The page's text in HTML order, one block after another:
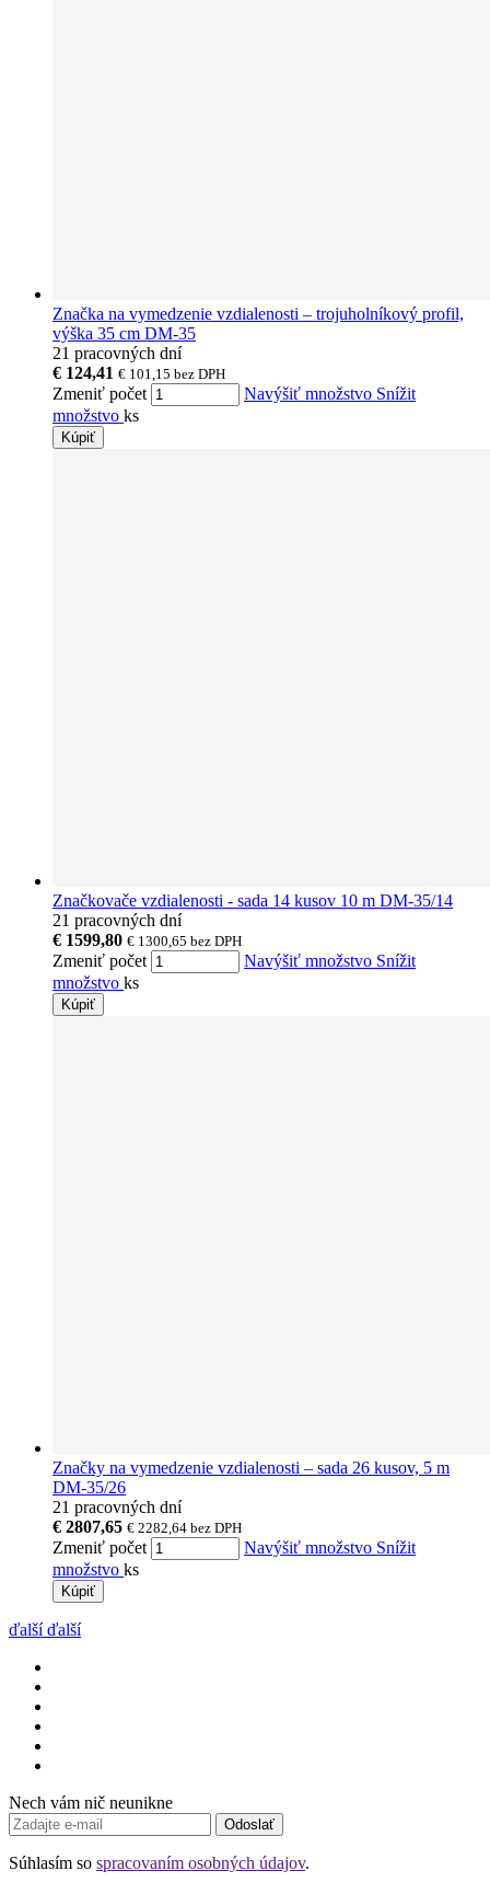
Značka na vymedzenie vzdialenosti – trojuholníkový profil,
výška 35 cm DM-35
21 pracovných dní
€ 124,41 € 101,15 bez DPH
Zmeniť počet Navýšiť množstvo Snížit
množstvo ks
Kúpiť
Značkovače vzdialenosti - sada 14 kusov 10 m DM-35/14
21 pracovných dní
€ 1599,80 € 1300,65 bez DPH
Zmeniť počet Navýšiť množstvo Snížit
množstvo ks
Kúpiť
Značky na vymedzenie vzdialenosti – sada 26 kusov, 5 m
DM-35/26
21 pracovných dní
€ 2807,65 € 2282,64 bez DPH
Zmeniť počet Navýšiť množstvo Snížit
množstvo ks
Kúpiť
ďalší ďalší
Nech vám nič neunikne
Odoslať
Súhlasím so spracovaním osobných údajov.